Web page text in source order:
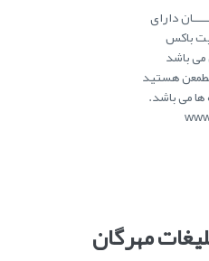
دارای
باکس
می باشد
هستید
ها می باشد.
مهرگان